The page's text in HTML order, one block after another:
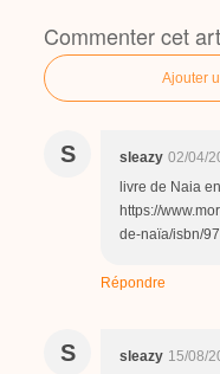
Commenter cet
Ajouter
S sleazy 02/04/
livre de Naia
https://
de-naïa/isbn/
Répondre
S sleazy 15/08/